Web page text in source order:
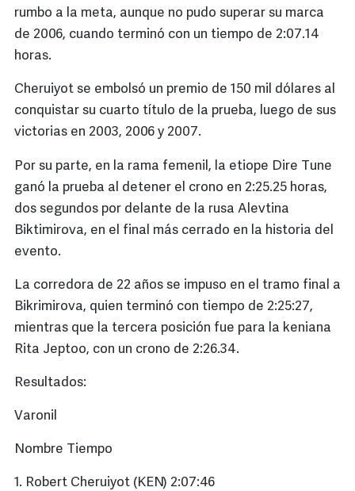
rumbo a la meta, aunque no pudo superar su marca
de 2006, cuando terminó con un tiempo de 2:07.14
horas.
Cheruiyot se embolsó un premio de 150 mil dólares al
conquistar su cuarto título de la prueba, luego de sus
victorias en 2003, 2006 y 2007.
Por su parte, en la rama femenil, la etiope Dire Tune
ganó la prueba al detener el crono en 2:25.25 horas,
dos segundos por delante de la rusa Alevtina
Biktimirova, en el final más cerrado en la historia del
evento.
La corredora de 22 años se impuso en el tramo final a
Bikrimirova, quien terminó con tiempo de 2:25:27,
mientras que la tercera posición fue para la keniana
Rita Jeptoo, con un crono de 2:26.34.
Resultados:
Varonil
Nombre Tiempo
1. Robert Cheruiyot (KEN) 2:07:46